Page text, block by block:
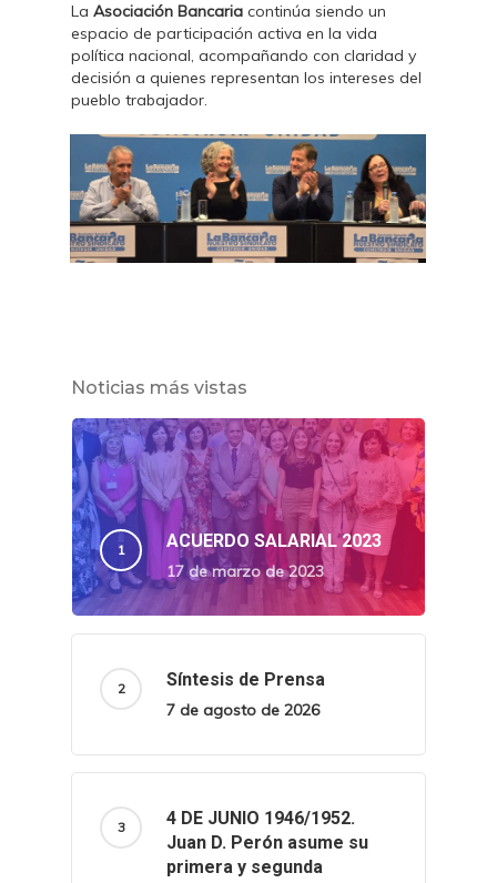
LaAsociación Bancaria continúa siendo un
espacio de participación activa en la vida
política nacional, acompañando con claridad y
decisión a quienes representan los intereses del
pueblo trabajador.
Noticias más vistas
ACUERDO SALARIAL 2023
17 de marzo de 2023
Síntesis de Prensa
7 de agosto de 2026
4 DE JUNIO 1946/1952.
Juan D. Perón asume su
primera y segunda